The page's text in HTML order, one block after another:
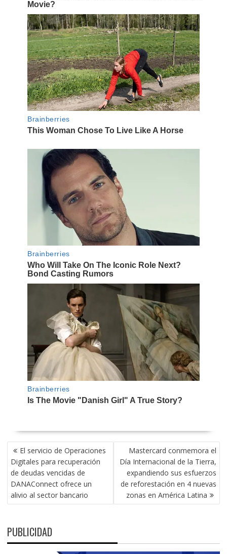
NAVEGACIÓN
DE
ENTRADAS
El servicio de Operaciones
Digitales para recuperación
de deudas vencidas de
DANAConnect ofrece un
alivio al sector bancario
Mastercard conmemora el
Día Internacional de la Tierra,
expandiendo sus esfuerzos
de reforestación en 4 nuevas
zonas en América Latina
PUBLICIDAD